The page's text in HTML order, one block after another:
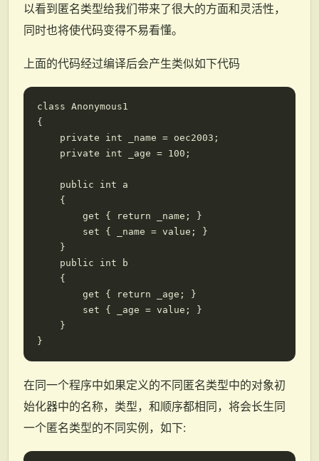
以看到匿名类型给我们带来了很大的方面和灵活性，
同时也将使代码变得不易看懂。
上面的代码经过编译后会产生类似如下代码
class Anonymous1
{
    private int _name = oec2003;
    private int _age = 100;
    public int a
    {
        get { return _name; }
        set { _name = value; }
    }
    public int b
    {
        get { return _age; }
        set { _age = value; }
    }
在同一个程序中如果定义的不同匿名类型中的对象初
始化器中的名称，类型，和顺序都相同，将会长生同
一个匿名类型的不同实例，如下: